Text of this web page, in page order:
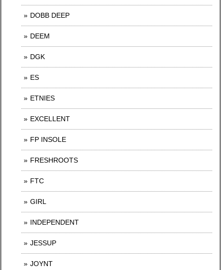
DOBB DEEP
DEEM
DGK
ES
ETNIES
EXCELLENT
FP INSOLE
FRESHROOTS
FTC
GIRL
INDEPENDENT
JESSUP
JOYNT